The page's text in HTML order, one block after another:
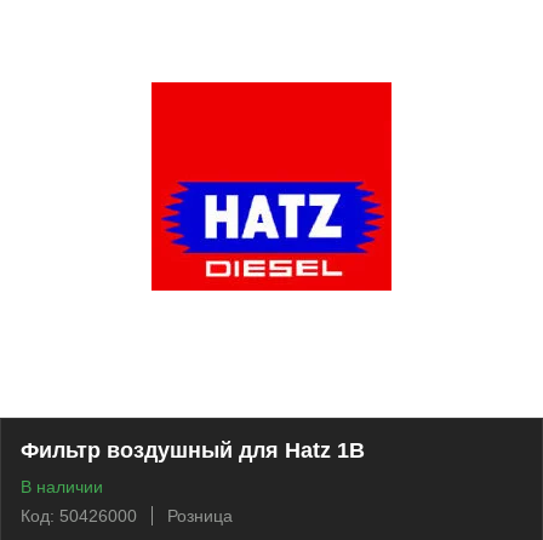
Фильтр воздушный для Hatz 1B
В наличии
Код: 50426000
Розница